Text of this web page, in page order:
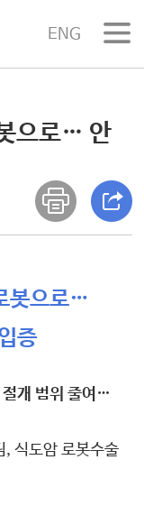
ENG
으로… 안
봇으로…
증
개 범위 줄여…
, 식도암 로봇수술